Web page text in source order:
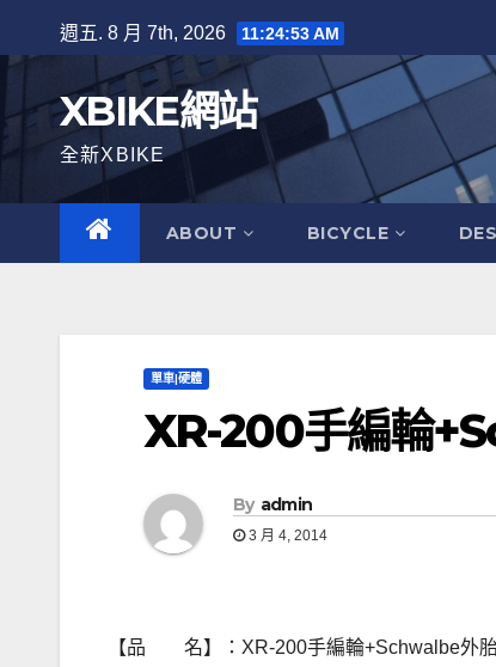
to
週五. 8 月 7th, 2026 11:24:54 AM
XBIKE網站
全新XBIKE
ABOUT BICYCLE
單車|硬體
XR-200手編輪
By admin
3 月 4, 2014
【品 名】：XR-200手編輪+Schwalbe外